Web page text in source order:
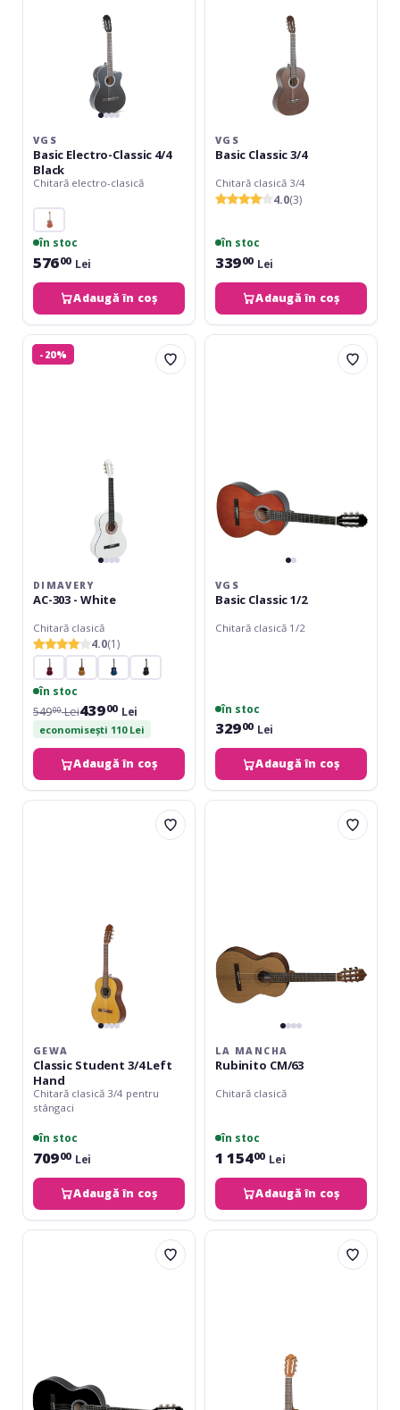
VGS
Basic Electro-Classic 4/4
Black
Chitară electro-clasică
în stoc
57600 Lei
Adaugă în coș
VGS
Basic Classic 3/4
Chitară clasică 3/4
4.0(3)
în stoc
33900 Lei
Adaugă în coș
Dimavery
AC--20%
DIMAVERY
AC-303 - White
Chitară clasică
4.0(1)
în stoc
54900Lei43900 Lei
economisești 110 Lei
Adaugă în coș
VGS
VGS
Basic Classic 1/2
Chitară clasică 1/2
în stoc
32900 Lei
Adaugă în coș
Gewa
GEWA
Classic Student 3/4 Left
Hand
Chitară clasică 3/4 pentru
stângaci
în stoc
70900 Lei
Adaugă în coș
La
LA MANCHA
Rubinito CM/63
Chitară clasică
în stoc
1 15400 Lei
Adaugă în coș
VGS
Yamaha